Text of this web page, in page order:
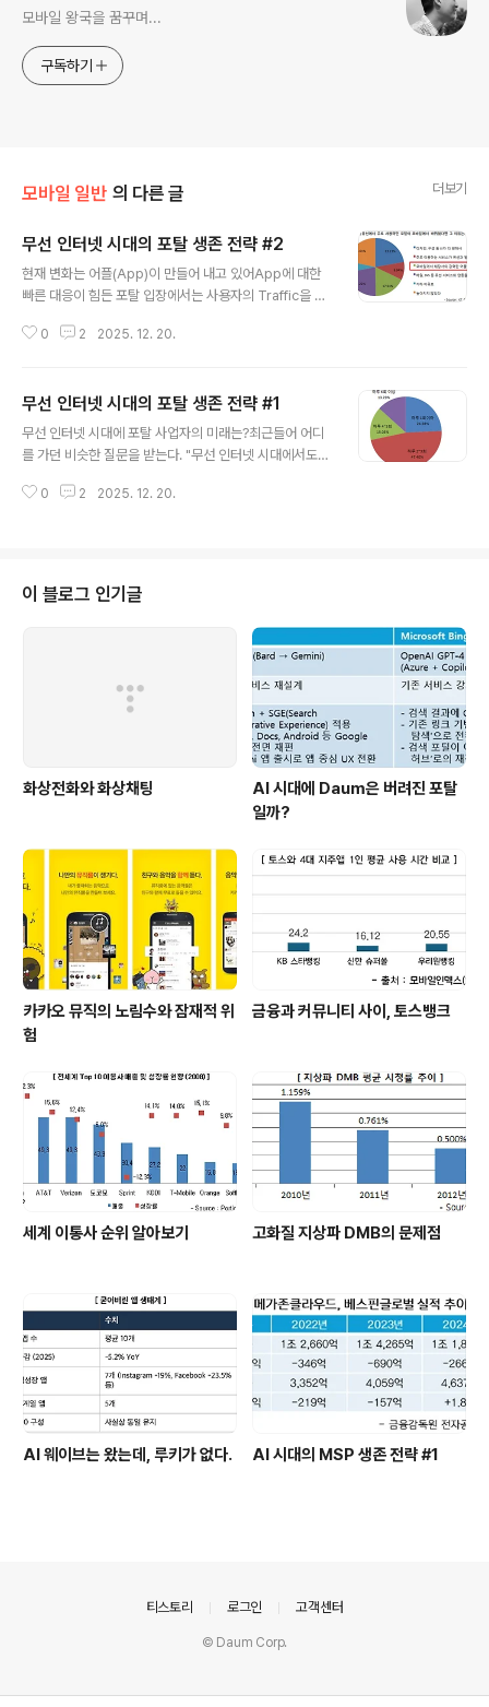
모바일 왕국을 꿈꾸며...
구독하기
모바일 일반 의 다른 글 더보기
무선 인터넷 시대의 포탈 생존 전략 #2
현재 변화는 어플(App)이 만들어 내고 있어App에 대한
빠른 대응이 힘든 포탈 입장에서는 사용자의 Traffic을 하
e Web이야 PC Web에서의 다양한 Data를 재배치함으
는 개발자들의 기술 도메인 또한 Web에 최적화되어 있다
는 것도 큰 원인이다. Mobile 환경에서 Web과 App간의
묘한 경쟁 구도는 그 누구도 예측하기 힘들다. 하지만, 현재
생각해 볼 필요가 있다. 심지어 Mobile Web에 접속하는
0 2 2025. 12. 20.
무선 인터넷 시대의 포탈 생존 전략 #1
무선 인터넷 시대에 포탈 사업자의 미래는?최근들어 어디
를 가던 비슷한 질문을 받는다. "무선 인터넷 시대에서도
포탈 중에 누가 더 우위에 있느냐"라는 것이다. 또는 직설
지, 각 사업자들의 사업전략에 따라 그 결과는 얼마든지 달
라질 수 있기 때문이다. 또한, 같은 산업군에 종사하는 사람
으로서 조심스러운 접근을 할 수 밖에 없었다. 그런 이유로
질문을 받을 때마다 명확한 답변을 하지 못했는데, 이번 포
스팅에서는 특정 사업자를 염두에 두는 것이 아닌 일반론
적인 관점에서 그 질문에 대..
0 2 2025. 12. 20.
이 블로그 인기글
화상전화와 화상채팅
AI 시대에 Daum은 버려진 포탈
일까?
카카오 뮤직의 노림수와 잠재적 위
험
금융과 커뮤니티 사이, 토스뱅크
세계 이통사 순위 알아보기 고화질 지상파 DMB의 문제점
AI 웨이브는 왔는데, 루키가 없다. AI 시대의 MSP 생존 전략 #1
티스토리 로그인 고객센터
© Daum Corp.